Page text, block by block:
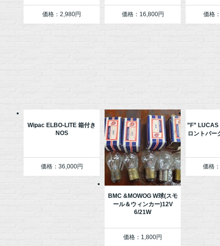
価格：2,980円 価格：16,800円 価格
Wipac ELBO-LITE 箱付き
NOS
価格：36,000円
BMC &MOWOG W球(スモ
ール＆ウィンカー)12V
6/21W
価格：1,800円
”F”
ロントパー
価格